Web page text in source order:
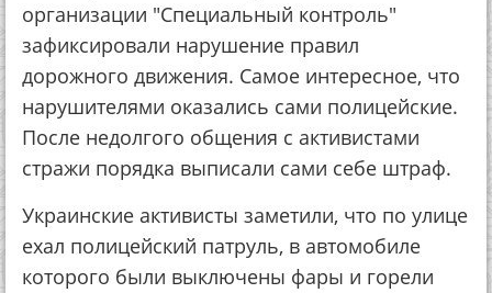
организации "Специальный контроль"
зафиксировали нарушение правил
дорожного движения. Самое интересное, что
нарушителями оказались сами полицейские.
После недолгого общения с активистами
стражи порядка выписали сами себе штраф.
Украинские активисты заметили, что по улице
ехал полицейский патруль, в автомобиле
которого были выключены фары и горели